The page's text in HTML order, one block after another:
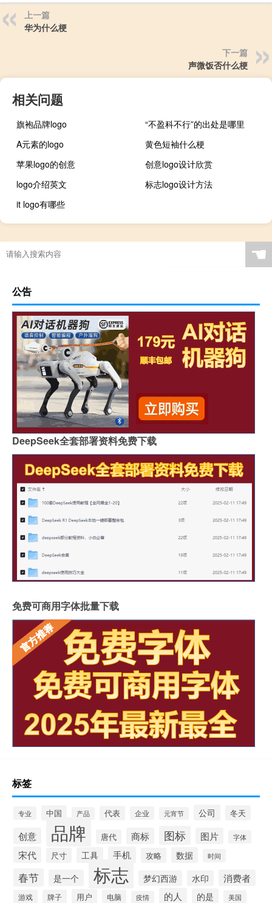
上一篇
华为什么梗
下一篇
声微饭否什么梗
相关问题
旗袍品牌logo
“不盈科不行”的出处是哪里
A元素的logo
黄色短袖什么梗
苹果logo的创意
创意logo设计欣赏
logo介绍英文
标志logo设计方法
it logo有哪些
☚
公告
DeepSeek全套部署资料免费下载
免费可商用字体批量下载
标签
专业 中国 产品 代表 企业 元宵节 公司 冬天
创意 品牌 唐代 商标 图标 图片 字体
宋代 尺寸 工具 手机 攻略 数据 时间
春节 是一个 标志 梦幻西游 水印 消费者
游戏 牌子 用户 电脑 疫情 的人 的是 美国